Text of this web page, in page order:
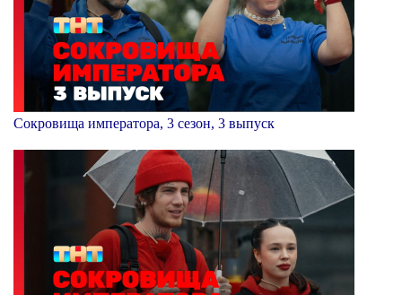
Сокровища императора, 3 сезон, 3 выпуск